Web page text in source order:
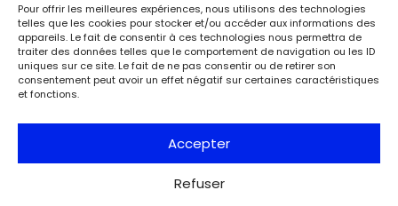
Pour offrir les meilleures expériences, nous utilisons des technologies
telles que les cookies pour stocker et/ou accéder aux informations des
appareils. Le fait de consentir à ces technologies nous permettra de
traiter des données telles que le comportement de navigation ou les ID
uniques sur ce site. Le fait de ne pas consentir ou de retirer son
consentement peut avoir un effet négatif sur certaines caractéristiques
et fonctions.
Accepter
Refuser
Extrait deArchéologia n°0642